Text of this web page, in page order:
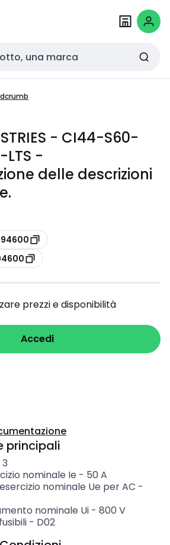
- CI44-S60-
-
delle descrizioni
prezzi e disponibilità
Accedi
principali
3
nominale Ie - 50 A
nominale Ue per AC -
nominale Ui- 800 V
- D02